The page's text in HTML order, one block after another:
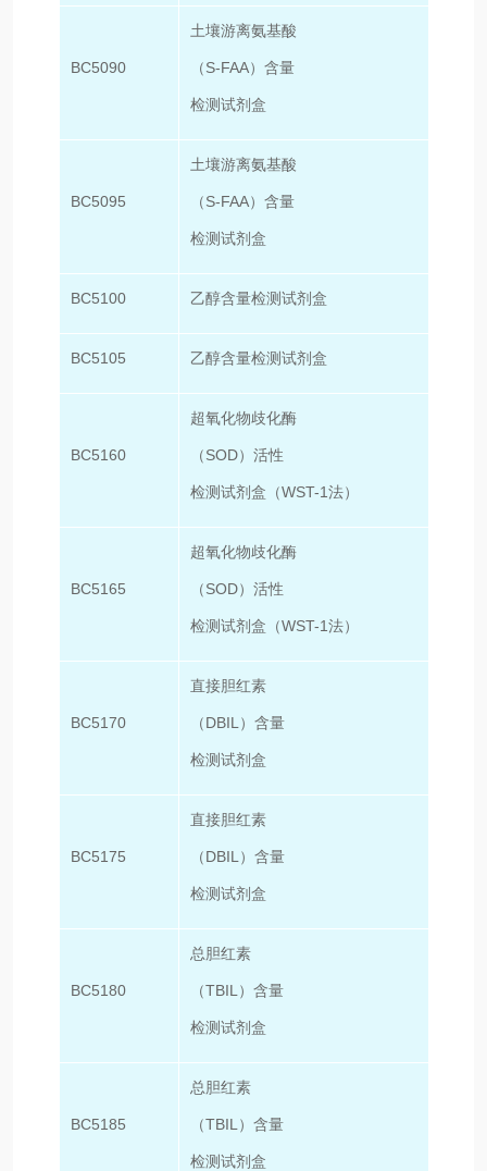
BC5090
土壤游离氨基酸
（S-FAA）含量
检测试剂盒
BC5095
土壤游离氨基酸
（S-FAA）含量
检测试剂盒
BC5100 乙醇含量检测试剂盒
BC5105 乙醇含量检测试剂盒
BC5160
超氧化物歧化酶
（SOD）活性
检测试剂盒（WST-1法）
BC5165
超氧化物歧化酶
（SOD）活性
检测试剂盒（WST-1法）
BC5170
直接胆红素
（DBIL）含量
检测试剂盒
BC5175
直接胆红素
（DBIL）含量
检测试剂盒
BC5180
总胆红素
（TBIL）含量
检测试剂盒
BC5185
总胆红素
（TBIL）含量
检测试剂盒